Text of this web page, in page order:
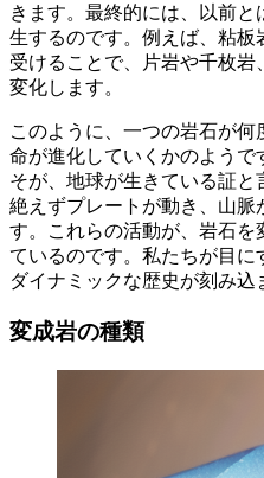
きます。最終的には、
以前と
生するのです。例えば、粘板
受けることで、片岩や千枚岩
変化します。
このように、 一つの岩石が何
命が進化していくかのようで
そが、地球が生きている証と
絶えずプレートが動き、山脈
す。これらの活動が、岩石を
ているのです。私たちが目に
ダイナミックな歴史が刻み込
変成岩の種類